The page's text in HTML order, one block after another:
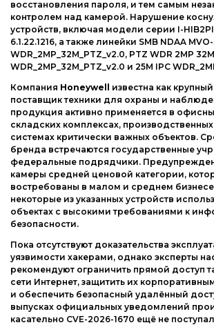
восстановления пароля, и тем самым
контролем над камерой. Нарушение
устройств, включая модели серии I-
6.1.22.1216, а также линейки SMB NDAA
WDR_2MP_32M_PTZ_v2.0, PTZ WDR 2MP 32M
WDR_2MP_32M_PTZ_v2.0 и 25M IPC
Компания Honeywell
известна как
поставщик техники для охраны и
продукция активно применяется в
складских комплексах,
системах критически важных объектов.
бренда встречаются государственные
федеральные подрядчики.
камеры средней ценовой категории,
востребованы в малом и среднем
некоторые из указанных устройств
объектах с высокими требованиями к
безопасности.
Пока отсутствуют доказательства
уязвимости хакерами, однако эксперты
рекомендуют ограничить прямой доступ
сети Интернет, защитить их
и обеспечить безопасный удалённый
выпусках официальных уведомлений
касательно CVE-2026-1670 ещё не